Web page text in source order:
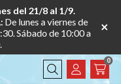
del 21/8 al 1/9.
De lunes a viernes de
Sábado de 10:00 a
Buscar
0